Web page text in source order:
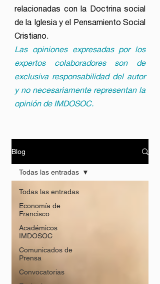
relacionadas con la Doctrina social
de la Iglesia y el Pensamiento Social
Cristiano.
Las opiniones expresadas por los
expertos colaboradores son de
exclusiva responsabilidad del autor
y no necesariamente representan la
opinión de IMDOSOC.
Blog
Todas las entradas
Economía de
Francisco
Académicos
IMDOSOC
Comunicados de
Prensa
Convocatorias
Todas las entradas